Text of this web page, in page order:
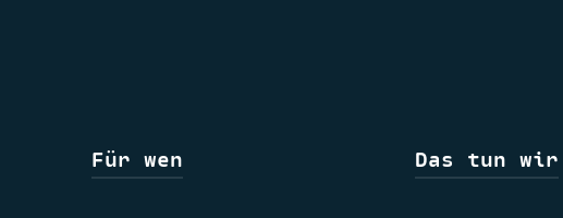
Für wen Das tun wir